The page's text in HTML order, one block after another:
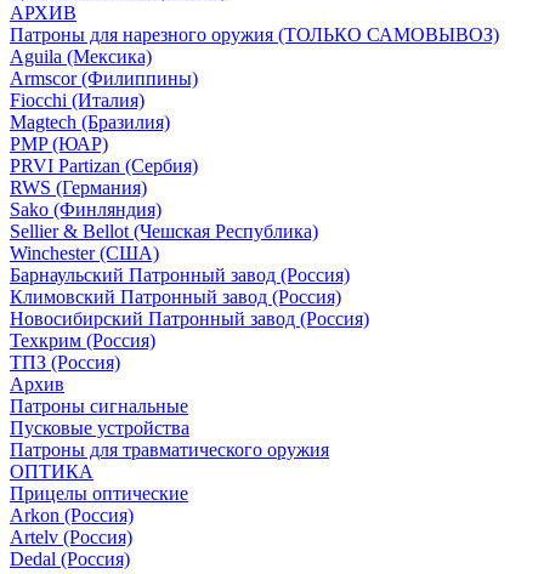
АРХИВ
Патроны для нарезного оружия (ТОЛЬКО САМОВЫВОЗ)
Aguila (Мексика)
Armscor (Филиппины)
Fiocchi (Италия)
Magtech (Бразилия)
PMP (ЮАР)
PRVI Partizan (Сербия)
RWS (Германия)
Sako (Финляндия)
Sellier & Bellot (Чешская Республика)
Winchester (США)
Барнаульский Патронный завод (Россия)
Климовский Патронный завод (Россия)
Новосибирский Патронный завод (Россия)
Техкрим (Россия)
ТПЗ (Россия)
Архив
Патроны сигнальные
Пусковые устройства
Патроны для травматического оружия
ОПТИКА
Прицелы оптические
Arkon (Россия)
Artelv (Россия)
Dedal (Россия)